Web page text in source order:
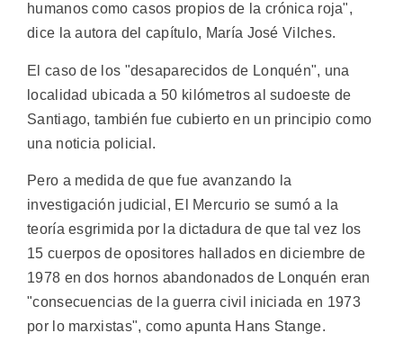
humanos como casos propios de la crónica roja",
dice la autora del capítulo, María José Vilches.
El caso de los "desaparecidos de Lonquén", una
localidad ubicada a 50 kilómetros al sudoeste de
Santiago, también fue cubierto en un principio como
una noticia policial.
Pero a medida de que fue avanzando la
investigación judicial, El Mercurio se sumó a la
teoría esgrimida por la dictadura de que tal vez los
15 cuerpos de opositores hallados en diciembre de
1978 en dos hornos abandonados de Lonquén eran
"consecuencias de la guerra civil iniciada en 1973
por lo marxistas", como apunta Hans Stange.